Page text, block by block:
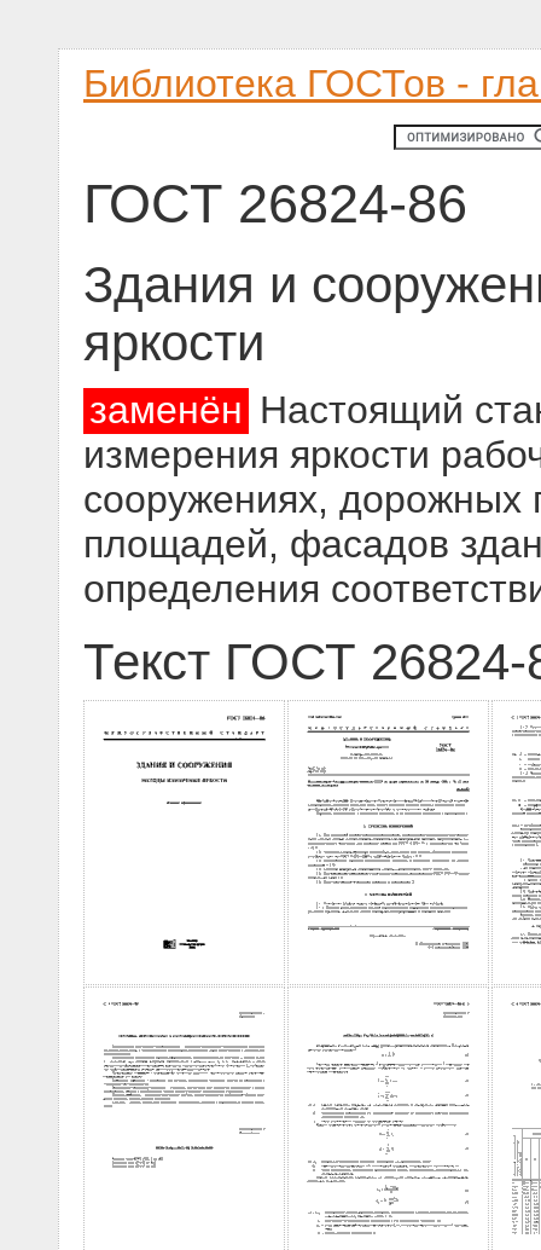
Библиотека ГОСТов -
ГОСТ 26824-86
Здания и
яркости
заменён Настоящий
измерения яркости
сооружениях, дорожных
площадей, фасадов
определения
Текст ГОСТ 26824-